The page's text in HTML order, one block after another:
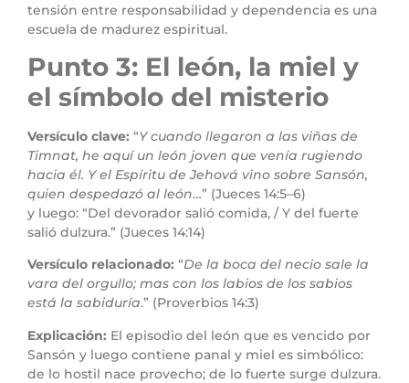
tensión entre responsabilidad y dependencia es una
escuela de madurez espiritual.
Punto 3: El león, la miel y
el símbolo del misterio
Versículo clave: “Y cuando llegaron a las viñas de
Timnat, he aquí un león joven que venía rugiendo
hacia él. Y el Espíritu de Jehová vino sobre Sansón,
quien despedazó al león…” (Jueces 14:5–6)
y luego: “Del devorador salió comida, / Y del fuerte
salió dulzura.” (Jueces 14:14)
Versículo relacionado: “De la boca del necio sale la
vara del orgullo; mas con los labios de los sabios
está la sabiduría.” (Proverbios 14:3)
Explicación: El episodio del león que es vencido por
Sansón y luego contiene panal y miel es simbólico:
de lo hostil nace provecho; de lo fuerte surge dulzura.